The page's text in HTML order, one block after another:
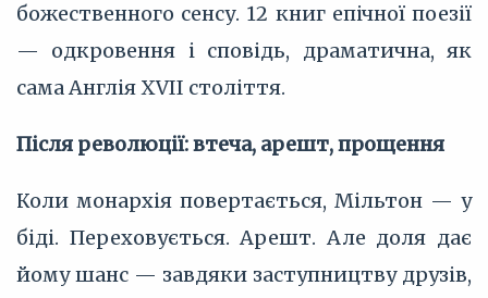
божественного сенсу. 12 книг епічної поезії
— одкровення і сповідь, драматична, як
сама Англія XVII століття.
Після революції: втеча, арешт, прощення
Коли монархія повертається, Мільтон — у
біді. Переховується. Арешт. Але доля дає
йому шанс — завдяки заступництву друзів,